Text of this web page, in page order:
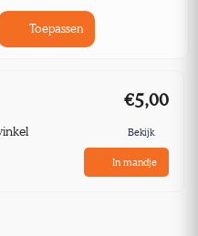
Toepassen
€5,00
Bekijk
In mandje